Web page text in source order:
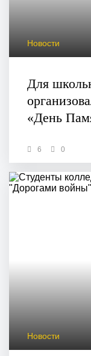
Новости
Для
«День
6 0
Новости